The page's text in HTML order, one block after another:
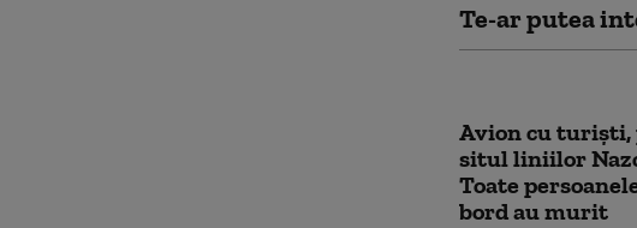
Te-ar putea
Avion cu turiști,
situl liniilor
Toate
bord au murit